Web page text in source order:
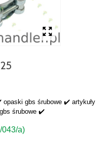
gbs śrubowe ✔️ artykuły
śrubowe ✔️
043/a)